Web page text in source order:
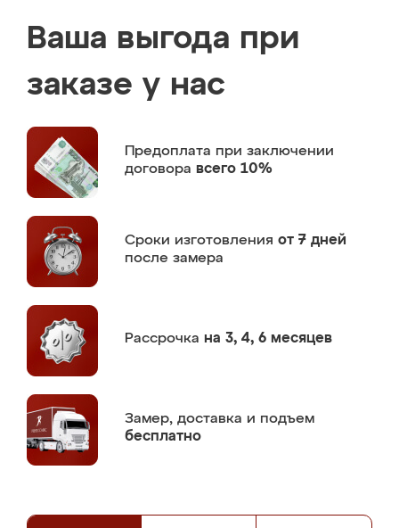
Ваша выгода при
заказе у нас
Предоплата при заключении
договора всего 10%
Сроки изготовления от 7 дней
после замера
Рассрочка на 3, 4, 6 месяцев
Замер, доставка и подъем
бесплатно